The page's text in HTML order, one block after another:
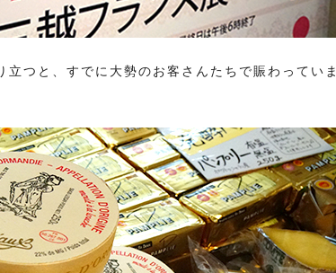
つと、すでに大勢のお客さんたちで賑わっていま